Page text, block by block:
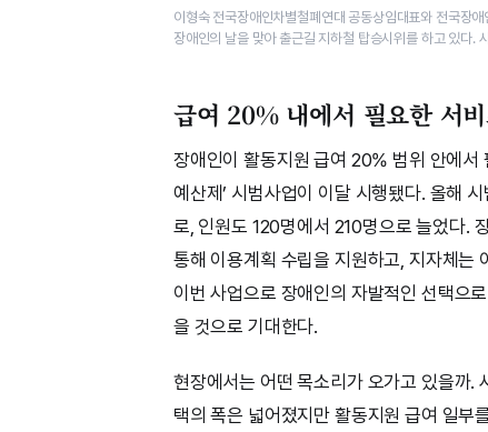
이형숙 전국장애인차별철폐연대 공동상임대표와 전국장
장애인의 날을 맞아 출근길 지하철 탑승시위를 하고 있다.
급여 20% 내에서 필요한 서
장애인이 활동지원 급여 20% 범위 안에서
예산제’ 시범사업이 이달 시행됐다. 올해
로, 인원도 120명에서 210명으로 늘었다.
통해 이용계획 수립을 지원하고, 지자체는
이번 사업으로 장애인의 자발적인 선택으
을 것으로 기대한다.
현장에서는 어떤 목소리가 오가고 있을까.
택의 폭은 넓어졌지만 활동지원 급여 일부